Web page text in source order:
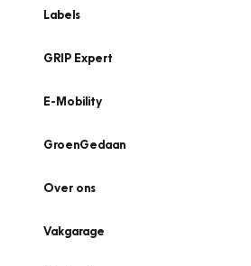
Labels
GRIP Expert
E-Mobility
GroenGedaan
Over ons
Vakgarage